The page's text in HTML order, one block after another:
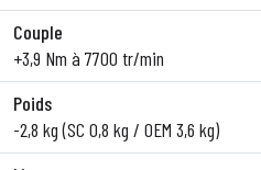
Couple
+3,9 Nm à 7700 tr/min
Poids
-2,8 kg (SC 0,8 kg / OEM 3,6 kg)